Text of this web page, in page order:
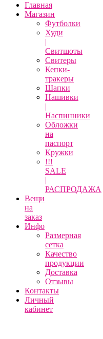
Главная
Магазин
Футболки
Худи
|
Свитшоты
Свитеры
Кепки-
тракеры
Шапки
Нашивки
|
Наспинники
Обложки
на
паспорт
Кружки
!!!
SALE
|
РАСПРОДАЖА
Вещи
на
заказ
Инфо
Размерная
сетка
Качество
продукции
Доставка
Отзывы
Контакты
Личный
кабинет